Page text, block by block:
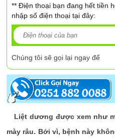
** Điện thoại bạn đang hết tiền
nhập số điện thoại tại đây:
Chúng tôi sẽ gọi lại ngay để
Liệt dương được xem như
mày râu. Bởi vì, bệnh này